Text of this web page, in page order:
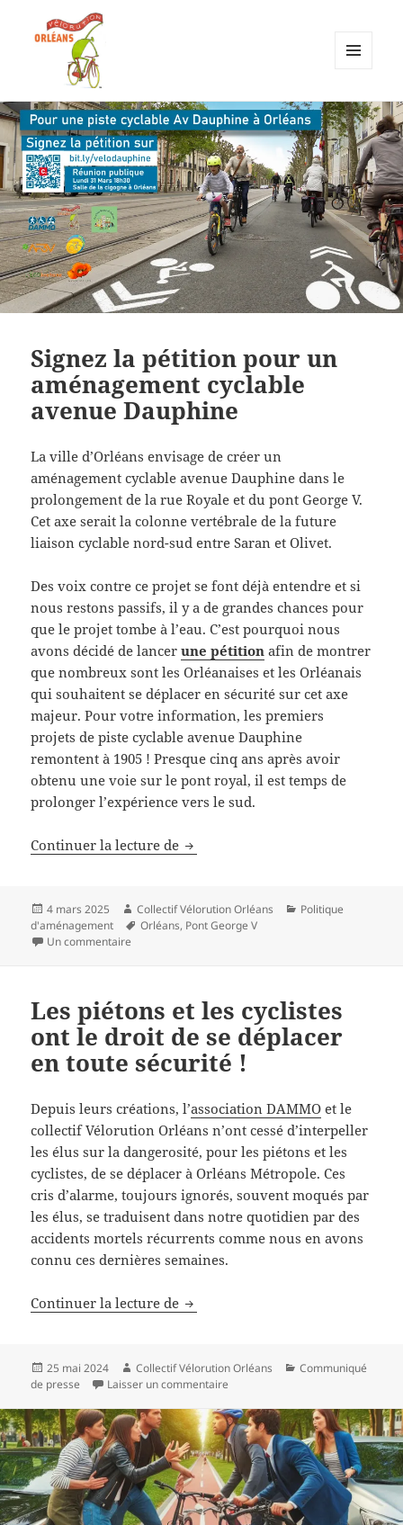
Vélorution Orléans
WIDGETS
Signez la pétition pour un
aménagement cyclable
avenue Dauphine
La ville d’Orléans envisage de créer un
aménagement cyclable avenue Dauphine dans le
prolongement de la rue Royale et du pont George V.
Cet axe serait la colonne vertébrale de la future
liaison cyclable nord-sud entre Saran et Olivet.
Des voix contre ce projet se font déjà entendre et si
nous restons passifs, il y a de grandes chances pour
que le projet tombe à l’eau. C’est pourquoi nous
avons décidé de lancerune pétition afin de montrer
que nombreux sont les Orléanaises et les Orléanais
qui souhaitent se déplacer en sécurité sur cet axe
majeur. Pour votre information, les premiers
projets de piste cyclable avenue Dauphine
remontent à 1905 ! Presque cinq ans après avoir
obtenu une voie sur le pont royal, il est temps de
prolonger l’expérience vers le sud.
Continuer la lecture de Signez la pétition pour un
Publié
le
4 mars 2025 Auteur
Collectif Vélorution Orléans Catégories
Politique
d'aménagement
Mots-
Orléans, Pont George V
Un commentaire
Les piétons et les cyclistes
ont le droit de se déplacer
en toute sécurité !
Depuis leurs créations, l’association DAMMO et le
collectif Vélorution Orléans n’ont cessé d’interpeller
les élus sur la dangerosité, pour les piétons et les
cyclistes, de se déplacer à Orléans Métropole. Ces
cris d’alarme, toujours ignorés, souvent moqués par
les élus, se traduisent dans notre quotidien par des
accidents mortels récurrents comme nous en avons
connu ces dernières semaines.
Continuer la lecture de Les piétons et les cyclistes ont le
Publié
le
25 mai 2024 Auteur
Collectif Vélorution Orléans Catégories
Communiqué
de presse
Laisser un commentaire